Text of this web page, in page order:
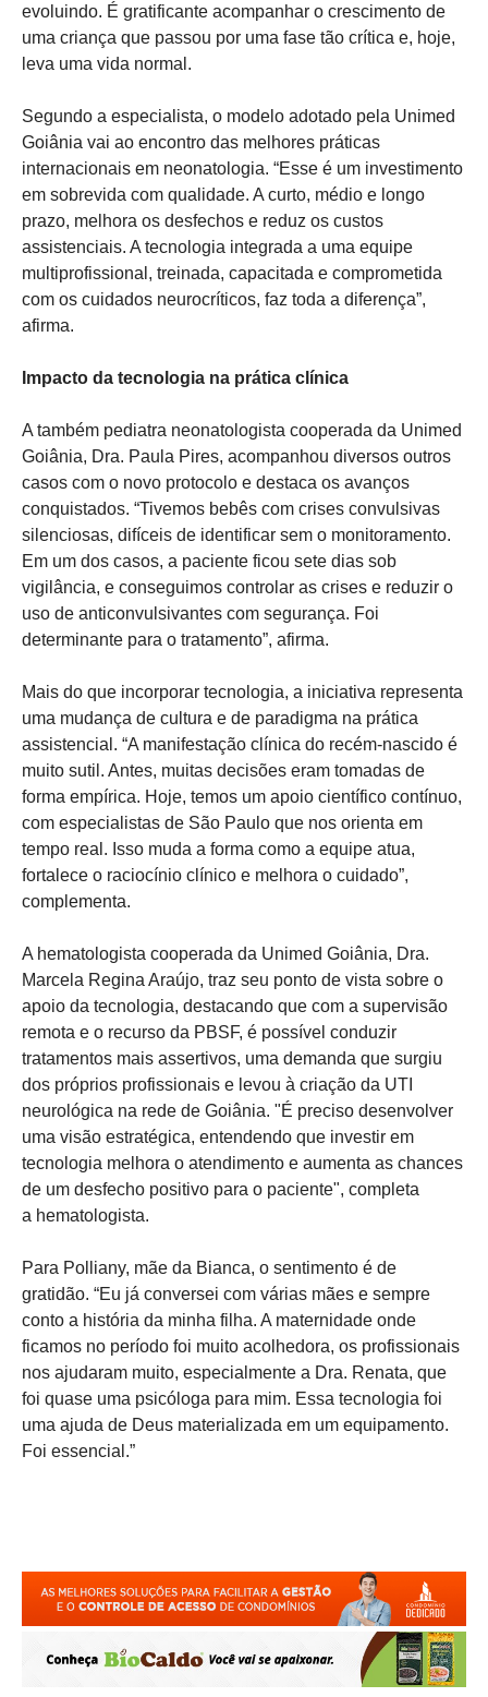
evoluindo. É gratificante acompanhar o crescimento de
uma criança que passou por uma fase tão crítica e, hoje,
leva uma vida normal.
Segundo a especialista, o modelo adotado pela Unimed
Goiânia vai ao encontro das melhores práticas
internacionais em neonatologia. “Esse é um investimento
em sobrevida com qualidade. A curto, médio e longo
prazo, melhora os desfechos e reduz os custos
assistenciais. A tecnologia integrada a uma equipe
multiprofissional, treinada, capacitada e comprometida
com os cuidados neurocríticos, faz toda a diferença”,
afirma.
Impacto da tecnologia na prática clínica
A também pediatra neonatologista cooperada da Unimed
Goiânia, Dra. Paula Pires, acompanhou diversos outros
casos com o novo protocolo e destaca os avanços
conquistados. “Tivemos bebês com crises convulsivas
silenciosas, difíceis de identificar sem o monitoramento.
Em um dos casos, a paciente ficou sete dias sob
vigilância, e conseguimos controlar as crises e reduzir o
uso de anticonvulsivantes com segurança. Foi
determinante para o tratamento”, afirma.
Mais do que incorporar tecnologia, a iniciativa representa
uma mudança de cultura e de paradigma na prática
assistencial. “A manifestação clínica do recém-nascido é
muito sutil. Antes, muitas decisões eram tomadas de
forma empírica. Hoje, temos um apoio científico contínuo,
com especialistas de São Paulo que nos orienta em
tempo real. Isso muda a forma como a equipe atua,
fortalece o raciocínio clínico e melhora o cuidado”,
complementa.
A hematologista cooperada da Unimed Goiânia, Dra.
Marcela Regina Araújo, traz seu ponto de vista sobre o
apoio da tecnologia, destacando que com a supervisão
remota e o recurso da PBSF, é possível conduzir
tratamentos mais assertivos, uma demanda que surgiu
dos próprios profissionais e levou à criação da UTI
neurológica na rede de Goiânia. "É preciso desenvolver
uma visão estratégica, entendendo que investir em
tecnologia melhora o atendimento e aumenta as chances
de um desfecho positivo para o paciente", completa
a hematologista.
Para Polliany, mãe da Bianca, o sentimento é de
gratidão. “Eu já conversei com várias mães e sempre
conto a história da minha filha. A maternidade onde
ficamos no período foi muito acolhedora, os profissionais
nos ajudaram muito, especialmente a Dra. Renata, que
foi quase uma psicóloga para mim. Essa tecnologia foi
uma ajuda de Deus materializada em um equipamento.
Foi essencial.”